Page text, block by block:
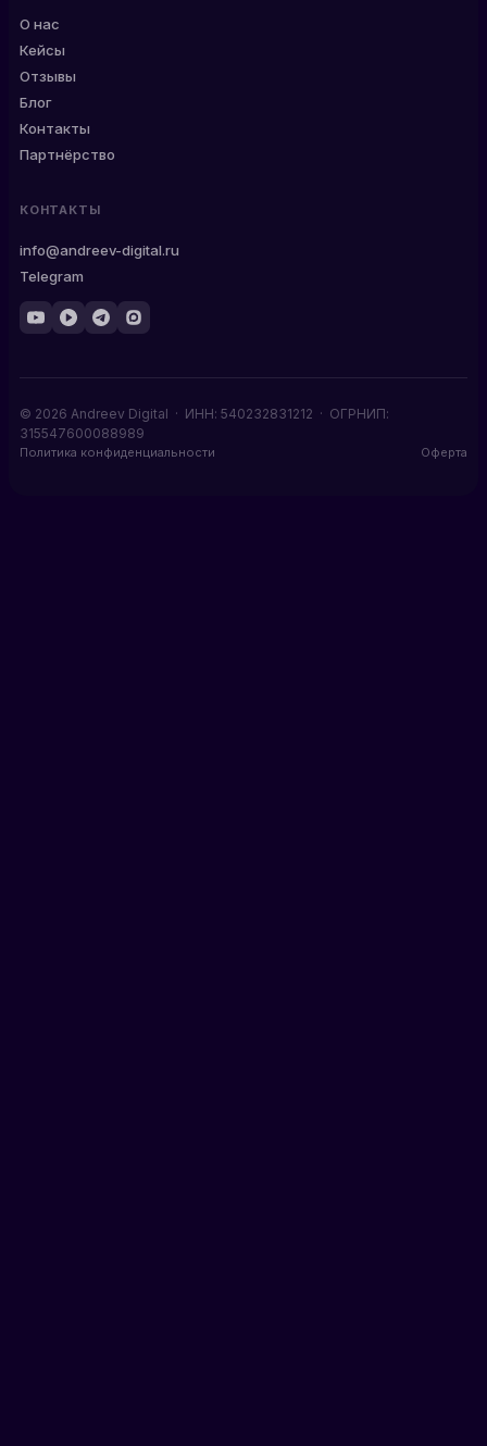
О нас
Кейсы
Отзывы
Блог
Контакты
Партнёрство
КОНТАКТЫ
info@andreev-digital.ru
Telegram
© 2026 Andreev Digital · ИНН: 540232831212 · ОГРНИП:
315547600088989
Политика конфиденциальности Оферта